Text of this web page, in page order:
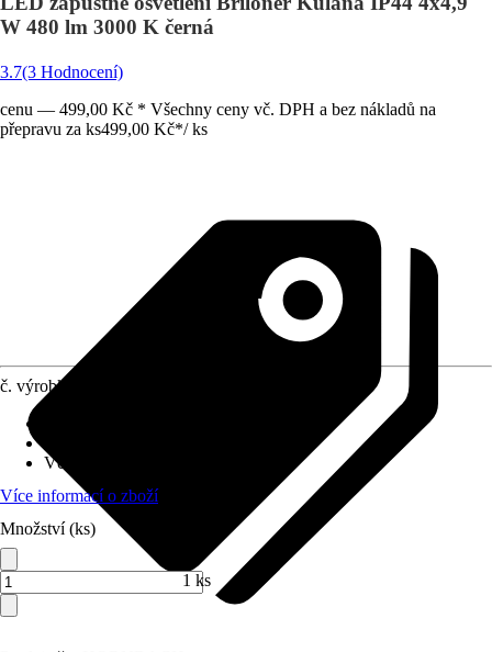
W 480 lm 3000 K černá
3.7(3 Hodnocení)
cenu — 499,00 Kč * Všechny ceny vč. DPH a bez nákladů na
přepravu za ks499,00 Kč*/ ks
č. výrobku
Včetně světelného zdroje
Více informací o zboží
Množství (ks)
1 ks